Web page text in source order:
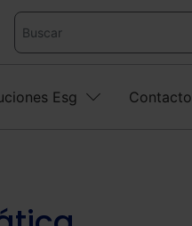
Esg Contacto